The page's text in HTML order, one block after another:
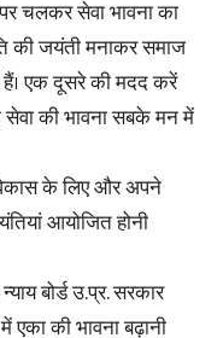
चलकर सेवा भावना का
की जयंती मनाकर समाज
हैं। एक दूसरे की मदद करें
की भावना सबके मन में
के लिए और अपने
आयोजित होनी
बोर्ड उ.प्र. सरकार
एका की भावना बढ़ानी